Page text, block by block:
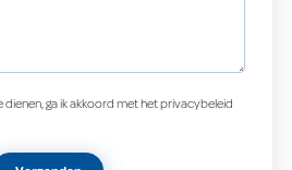
ga ik akkoord met het privacybeleid